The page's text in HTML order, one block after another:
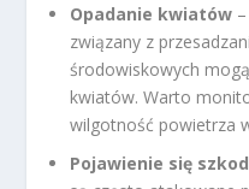
Opadanie kwiatów
związany z
środowiskowych
kwiatów. Warto
wilgotność powietrza
Pojawienie się